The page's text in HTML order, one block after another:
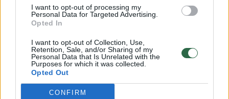
I want to opt-out of processing my
Personal Data for Targeted Advertising.
Opted In
I want to opt-out of Collection, Use,
Retention, Sale, and/or Sharing of my
Personal Data that Is Unrelated with the
Purposes for which it was collected.
Opted Out
CONFIRM
Žinios | Lietuvos diena
Avarija Vilniuje: į stotelę įsirėžęs automobilis sužalojo
dvi moteris
Žinios | Lietuvos diena